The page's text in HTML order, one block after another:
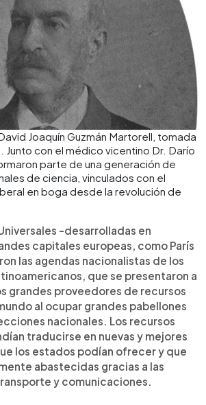
Joaquín Guzmán Martorell, tomada
Junto con el médico vicentino Dr. Darío
parte de una generación de
de ciencia, vinculados con el
en boga desde la revolución de
-desarrolladas en
capitales europeas, como París
las agendas nacionalistas de los
que se presentaron a
grandes proveedores de recursos
al ocupar grandes pabellones
nacionales. Los recursos
traducirse en nuevas y mejores
los estados podían ofrecer y que
abastecidas gracias a las
y comunicaciones.